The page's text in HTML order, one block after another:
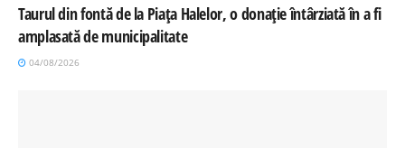
Taurul din fontă de la Piața Halelor, o donație întârziată în a fi
amplasată de municipalitate
04/08/2026